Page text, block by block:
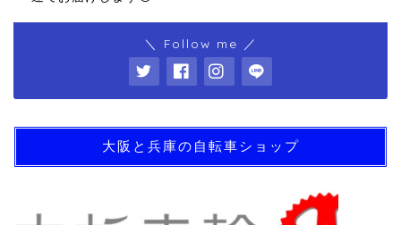
＼ Follow me ／
大阪と兵庫の自転車ショップ